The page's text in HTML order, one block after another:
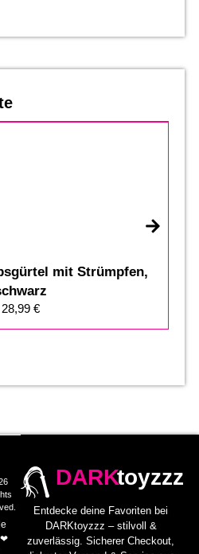
mit Strümpfen,
28,99 €
DARKtoyzzz
Entdecke deine Favoriten bei
DARKtoyzzz – stilvoll &
zuverlässig. Sicherer Checkout,
❤